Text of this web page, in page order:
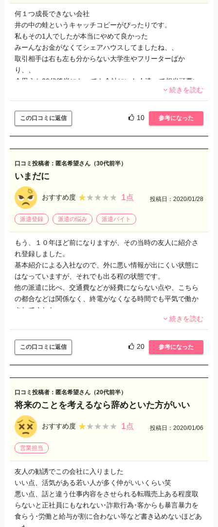
何１つ成長できない会社
井の中の蛙というキャッチコピーがぴったりです。
私もその1人でしたが本当にやめて良かった
みーんなお金がなくてシェアハウスしてましたね、、
取引相手は右も左も分からない大学生やフリーターばか
り、、
今思うと20代後半になっても会社にいた人達って相当頭悪い
シティクリエイションが、グッドスタッフが正義と洗脳して
きますが違う会社に行くと自己成長もできますしお金や時間
にも余裕ができます。
貴重な時間を無駄にしないほうがいいですよ。
この会社の主任や課長や部長になっても世間からは白い目で
しか見られません、、、
続きを読む
この口コミに返信 10 参考になった
口コミ投稿者：匿名希望さん（30代前半）
いまだに
おすすめ度 ★★★★★
★★★★★ 1点 投稿日：2020/01/28
派遣登録 派遣の悩み 派遣バイト
もう、１０年ほど前になりますが、その当時の友人に紹介さ
れ登録しました。
基本紹介による入社なので、外に悪い情報が出にくい状態に
はなっていますが、それでも出る程の状態です。
他の派遣に比べ、交通費などが経費にならない点や、こちら
の都合などは関係なく、終電がなくなる時間でも平気で働か
されてました。
稼働の日に書く用紙を無くすと給料自体が振り込まれず、40
万円程働いた分の給料をいまだに貰っていません。
続きを読む
この口コミに返信 20 参考になった
口コミ投稿者：匿名希望さん（20代前半）
将来のことを考えるなら辞めといた方がいい
おすすめ度 ★★★★★
★★★★★ 1点 投稿日：2020/01/06
営業担当
友人の勧誘でこの会社に入りました
いい点、活気がある若い人が多く仲がいいくらい笑
悪い点、話と違う仕事内容をさせられる転職売上ある程度取
らないと正社員にもなれない･詐欺行為･客からも暴言暴力を
食らう･労働と給与が割に合わない等など書き込めないほどあ